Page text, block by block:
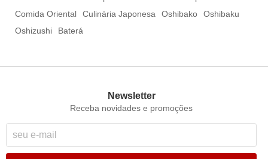
Comida Oriental
Culinária Japonesa Oshibako
Oshibaku
Oshizushi
Baterá
Newsletter
Receba novidades e promoções